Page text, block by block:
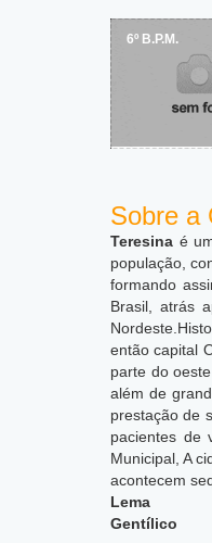
6º B.P.M.
Sobre a
Teresina é
população,
formando
Brasil, atrás
Nordeste.
então capital
parte do
além de
prestação de
pacientes de
Municipal, A
acontecem
Lema
Gentílico